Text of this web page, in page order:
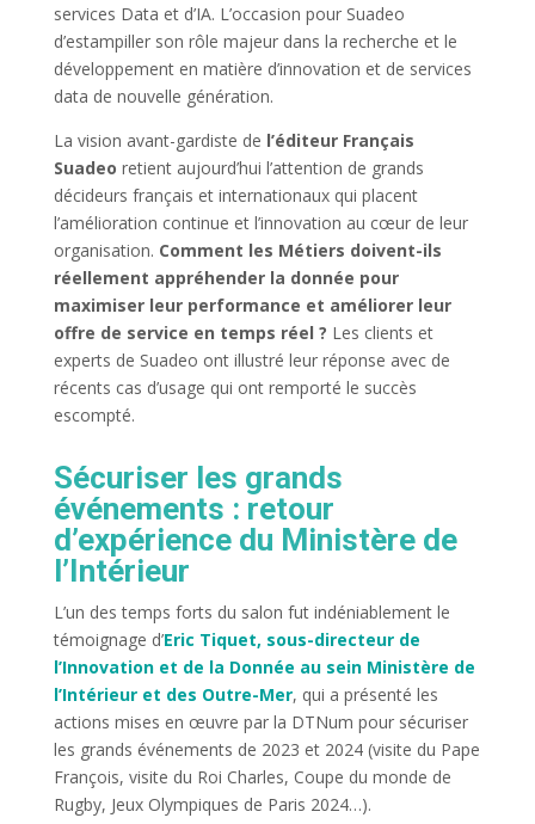
services Data et d’IA. L’occasion pour Suadeo
d’estampiller son rôle majeur dans la recherche et le
développement en matière d’innovation et de services
data de nouvelle génération.
La vision avant-gardiste de l’éditeur Français
Suadeo retient aujourd’hui l’attention de grands
décideurs français et internationaux qui placent
l’amélioration continue et l’innovation au cœur de leur
organisation. Comment les Métiers doivent-ils
réellement appréhender la donnée pour
maximiser leur performance et améliorer leur
offre de service en temps réel ? Les clients et
experts de Suadeo ont illustré leur réponse avec de
récents cas d’usage qui ont remporté le succès
escompté.
Sécuriser les grands
événements : retour
d’expérience du Ministère de
l’Intérieur
L’un des temps forts du salon fut indéniablement le
témoignage d’Eric Tiquet, sous-directeur de
l’Innovation et de la Donnée au sein Ministère de
l’Intérieur et des Outre-Mer, qui a présenté les
actions mises en œuvre par la DTNum pour sécuriser
les grands événements de 2023 et 2024 (visite du Pape
François, visite du Roi Charles, Coupe du monde de
Rugby, Jeux Olympiques de Paris 2024…).